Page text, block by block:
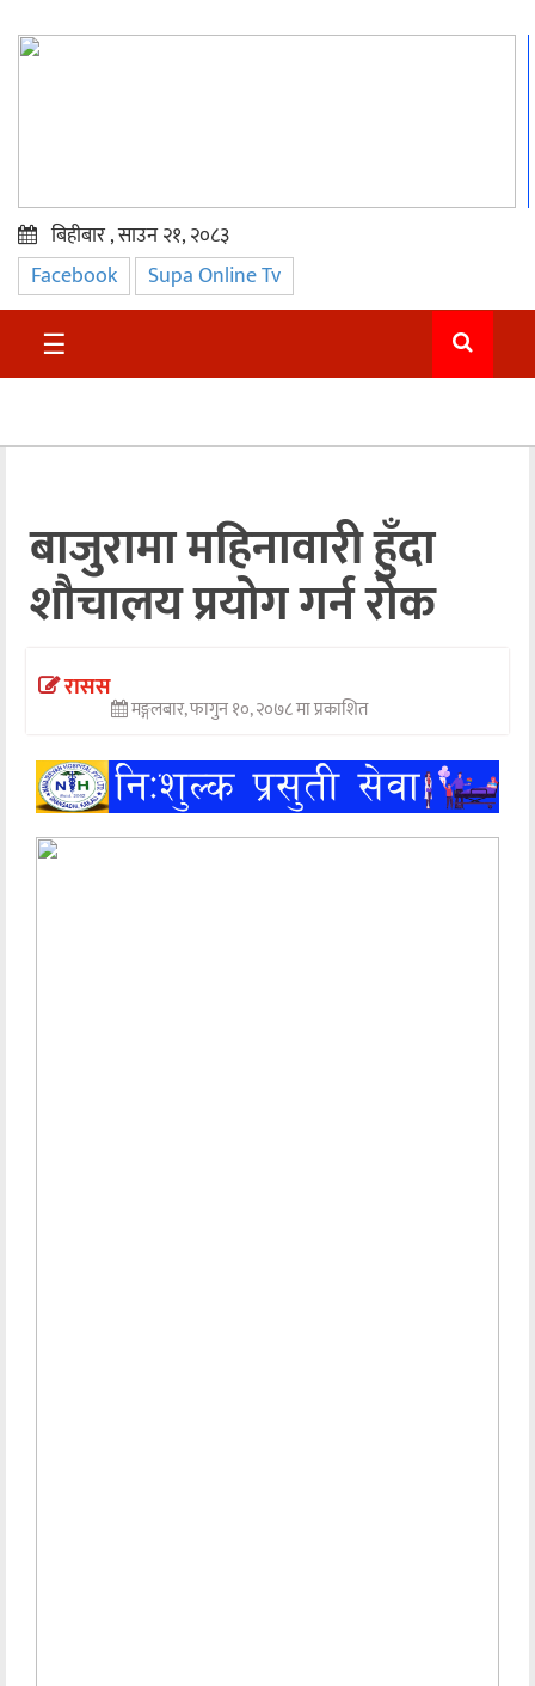
प्रमुख
समाचार
सुदुर
अन्तराष्ट्रिय
अन्तर्वार्ता
अर्थ
खेलकुद
अन्य
बिहीबार , साउन २१, २०८३
Facebook Supa Online Tv
☰
बाजुरामा महिनावारी हुँदा
शौचालय प्रयोग गर्न रोक
रासस
मङ्गलबार, फागुन १०, २०७८ मा प्रकाशित